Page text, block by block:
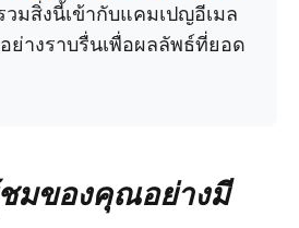
มสิ่งนี้เข้ากับแคมเปญอีเมล
างราบรื่นเพื่อผลลัพธ์ที่ยอด
มของคุณอย่างมี